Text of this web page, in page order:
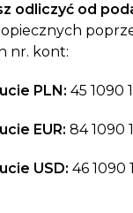
odliczyć od
nr. kont:
PLN: 45 1090
EUR: 84 1090
USD: 46 1090